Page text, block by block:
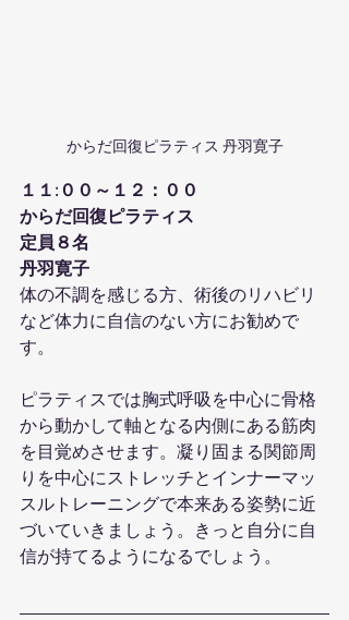
からだ回復ピラティス 丹羽寛子
１１:００～１２：００
からだ回復ピラティス
定員８名
丹羽寛子
体の不調を感じる方、術後のリハビリ
など体力に自信のない方にお勧めで
す。
ピラティスでは胸式呼吸を中心に骨格
から動かして軸となる内側にある筋肉
を目覚めさせます。凝り固まる関節周
りを中心にストレッチとインナーマッ
スルトレーニングで本来ある姿勢に近
づいていきましょう。きっと自分に自
信が持てるようになるでしょう。